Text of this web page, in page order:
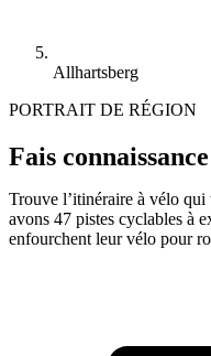
Allhartsberg
PORTRAIT DE RÉGION
Fais
Trouve l’itinéraire à vélo
avons 47 pistes cyclables à
enfourchent leur vélo pour